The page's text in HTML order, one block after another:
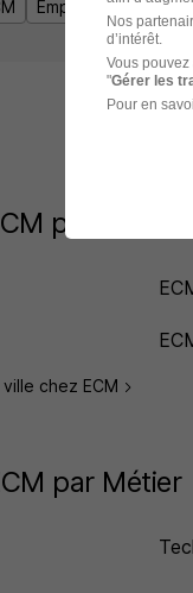
Emploi Saint-Cloud
par Ville
chez ECM
par Métier
Nos
d’intérêt.
Vous
"Gérer les
Pour en